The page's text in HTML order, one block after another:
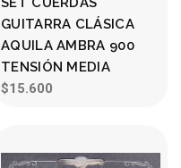
GUITARRA CLÁSICA
AQUILA AMBRA 900
TENSIÓN MEDIA
$15.600